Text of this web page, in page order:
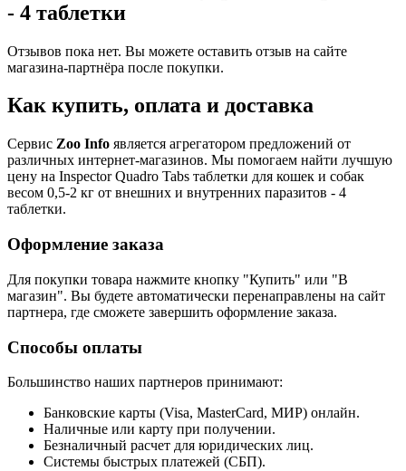
- 4 таблетки
Отзывов пока нет. Вы можете оставить отзыв на сайте
магазина-партнёра после покупки.
Как купить, оплата и доставка
Сервис Zoo Info является агрегатором предложений от
различных интернет-магазинов. Мы помогаем найти лучшую
цену на Inspector Quadro Tabs таблетки для кошек и собак
весом 0,5-2 кг от внешних и внутренних паразитов - 4
таблетки.
Оформление заказа
Для покупки товара нажмите кнопку "Купить" или "В
магазин". Вы будете автоматически перенаправлены на сайт
партнера, где сможете завершить оформление заказа.
Способы оплаты
Большинство наших партнеров принимают:
Банковские карты (Visa, MasterCard, МИР) онлайн.
Наличные или карту при получении.
Безналичный расчет для юридических лиц.
Системы быстрых платежей (СБП).